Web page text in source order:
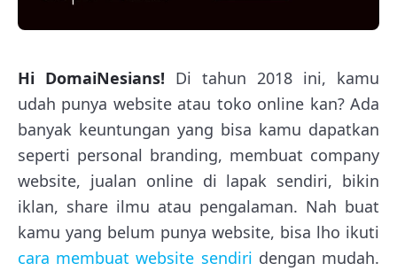
Hi DomaiNesians! Di tahun 2018 ini, kamu
udah punya website atau toko online kan? Ada
banyak keuntungan yang bisa kamu dapatkan
seperti personal branding, membuat company
website, jualan online di lapak sendiri, bikin
iklan, share ilmu atau pengalaman. Nah buat
kamu yang belum punya website, bisa lho ikuti
cara membuat website sendiri dengan mudah.